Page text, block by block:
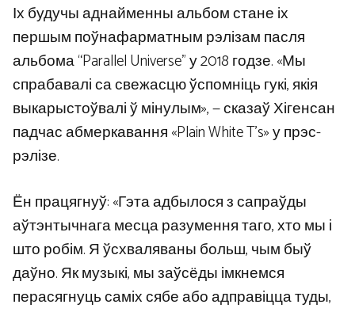
Іх будучы аднайменны альбом стане іх
першым поўнафарматным рэлізам пасля
альбома “Parallel Universe” у 2018 годзе. «Мы
спрабавалі са свежасцю ўспомніць гукі, якія
выкарыстоўвалі ў мінулым», — сказаў Хігенсан
падчас абмеркавання «Plain White T’s» у прэс-
рэлізе.
Ён працягнуў: «Гэта адбылося з сапраўды
аўтэнтычнага месца разумення таго, хто мы і
што робім. Я ўсхваляваны больш, чым быў
даўно. Як музыкі, мы заўсёды імкнемся
перасягнуць саміх сябе або адправіцца туды,